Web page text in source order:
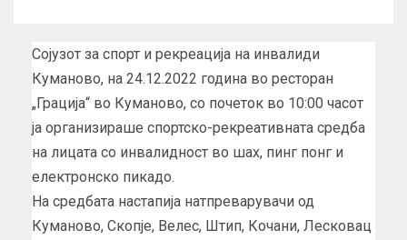
Сојузот за спорт и рекреација на инвалиди
Куманово, на 24.12.2022 година во ресторан
„Грација“ во Куманово, со почеток во 10:00 часот
ја организираше спортско-рекреативната средба
на лицата со инвалидност во шах, пинг понг и
електронско пикадо.
На средбата настапија натпреварувачи од
Куманово, Скопје, Велес, Штип, Кочани, Лесковац